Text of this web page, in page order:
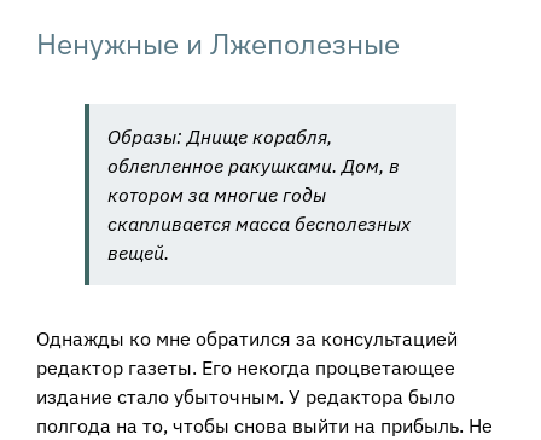
Ненужные и Лжеполезные
Образы: Днище корабля,
облепленное ракушками. Дом, в
котором за многие годы
скапливается масса бесполезных
вещей.
Однажды ко мне обратился за консультацией
редактор газеты. Его некогда процветающее
издание стало убыточным. У редактора было
полгода на то, чтобы снова выйти на прибыль. Не